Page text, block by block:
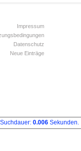
Impressum
Datenschutz
Neue Einträge
0.006 Sekunden.